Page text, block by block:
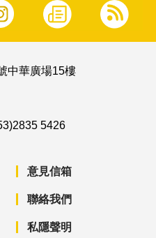
中華廣場15樓
5426
意見信箱
聯絡我們
私隱聲明